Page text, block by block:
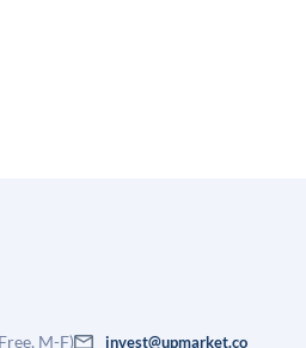
M-F) invest@upmarket.co